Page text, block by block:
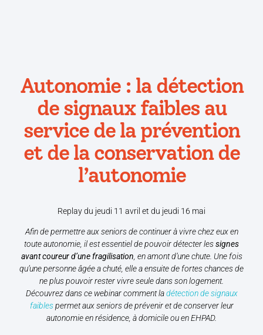
Autonomie : la détection
de signaux faibles au
service de la prévention
et de la conservation de
l’autonomie
Replay du jeudi 11 avril et du jeudi 16 mai
Afin de permettre aux seniors de continuer à vivre chez eux en
toute autonomie, il est essentiel de pouvoir détecter lessignes
avant coureur d’une fragilisation , en amont d’une chute. Une fois
qu’une personne âgée a chuté, elle a ensuite de fortes chances de
ne plus pouvoir rester vivre seule dans son logement.
Découvrez dans ce webinar comment ladétection de signaux
faiblespermet aux seniors de prévenir et de conserver leur
autonomie en résidence, à domicile ou en EHPAD.